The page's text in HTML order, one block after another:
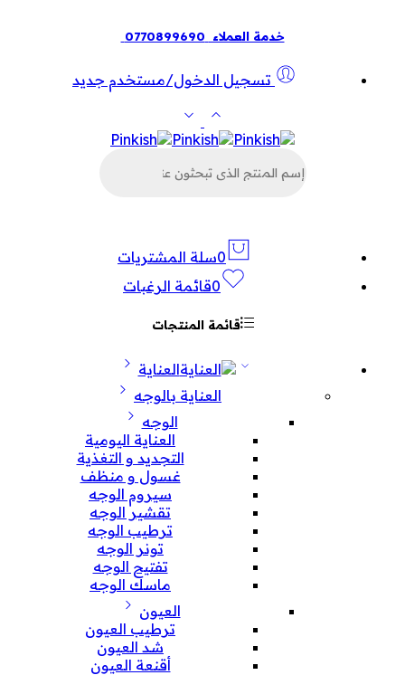
خدمة العملاء 0770899690
تسجيل الدخول/مستخدم جديد
عن
0سلة المشتريات
0قائمة الرغبات
قائمة المنتجات
العناية
العناية بالوجه
الوجه
العناية اليومية
التجديد و التغذية
غسول و منظف
سيروم الوجه
تقشير الوجه
ترطيب الوجه
تونر الوجه
تفتيح الوجه
ماسك الوجه
العيون
ترطيب العيون
شد العيون
أقنعة العيون